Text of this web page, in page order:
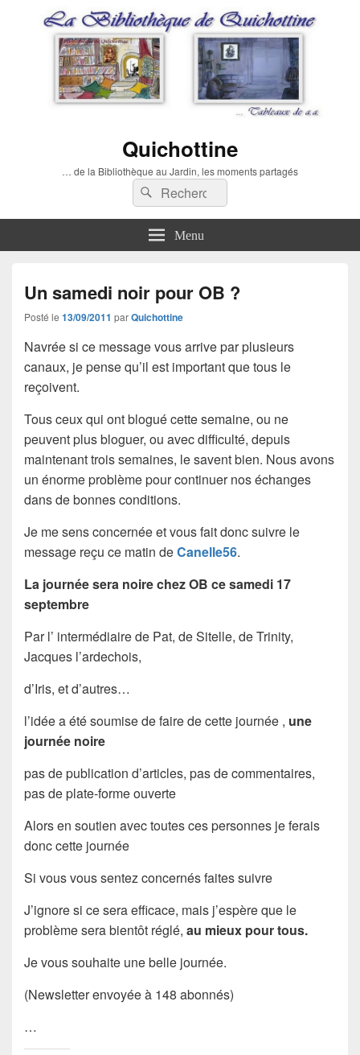
Quichottine
… de la Bibliothèque au Jardin, les moments partagés
Recherche :
Rechercher
Menu
Un samedi noir pour OB ?
Posté le 13/09/2011 parQuichottine
Navrée si ce message vous arrive par plusieurs
canaux, je pense qu’il est important que tous le
reçoivent.
Tous ceux qui ont blogué cette semaine, ou ne
peuvent plus bloguer, ou avec difficulté, depuis
maintenant trois semaines, le savent bien. Nous avons
un énorme problème pour continuer nos échanges
dans de bonnes conditions.
Je me sens concernée et vous fait donc suivre le
message reçu ce matin deCanelle56.
La journée sera noire chez OB ce samedi 17
septembre
Par l’ intermédiaire de Pat, de Sitelle, de Trinity,
Jacques l’ardechois,
d’Iris, et d’autres…
l’idée a été soumise de faire de cette journée , une
journée noire
pas de publication d’articles, pas de commentaires,
pas de plate-forme ouverte
Alors en soutien avec toutes ces personnes je ferais
donc cette journée
Si vous vous sentez concernés faites suivre
J’ignore si ce sera efficace, mais j’espère que le
problème sera bientôt réglé, au mieux pour tous.
Je vous souhaite une belle journée.
(Newsletter envoyée à 148 abonnés)
…